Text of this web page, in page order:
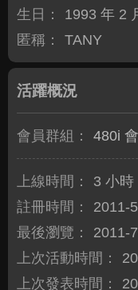
生日：
1993 年 2
匿稱：
TANY
活躍概況
會員群組： 480i
上線時間：
3 小時
註冊時間：
2011-
最後瀏覽：
2011-
上次活動時間：
上次發表時間：